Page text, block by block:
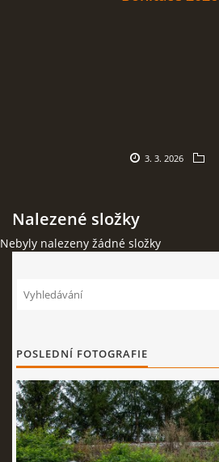
ČLENOVÉ KLUBU
ARCHÍV
OV NO 2026
BONITACE 2026
3. 3. 2026
Nalezené složky
Nebyly nalezeny žádné složky
POSLEDNÍ FOTOGRAFIE